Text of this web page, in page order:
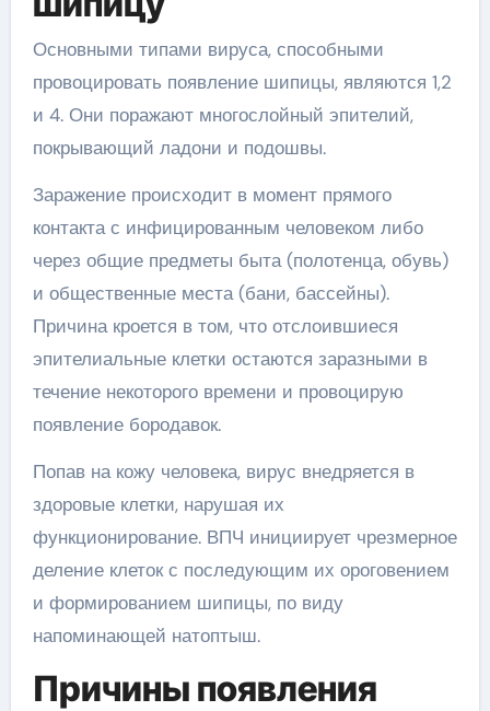
Основными типами вируса, способными
провоцировать появление шипицы, являются 1,2
и 4. Они поражают многослойный эпителий,
покрывающий ладони и подошвы.
Заражение происходит в момент прямого
контакта с инфицированным человеком либо
через общие предметы быта (полотенца, обувь)
и общественные места (бани, бассейны).
Причина кроется в том, что отслоившиеся
эпителиальные клетки остаются заразными в
течение некоторого времени и провоцирую
появление бородавок.
Попав на кожу человека, вирус внедряется в
здоровые клетки, нарушая их
функционирование. ВПЧ инициирует чрезмерное
деление клеток с последующим их ороговением
и формированием шипицы, по виду
напоминающей натоптыш.
Причины появления